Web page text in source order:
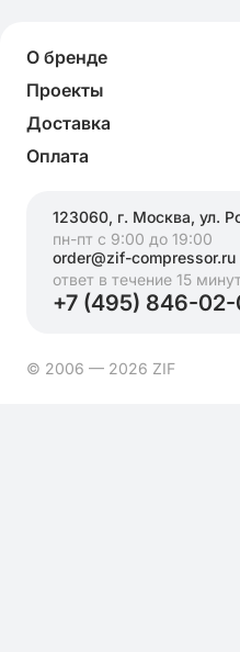
О бренде
Проекты
Доставка
Оплата
123060, г. Москва, ул.
пн-пт с 9:00 до 19:00
order@zif-compressor.ru
ответ в течение 15 минут
+7 (495) 846-02-
© 2006 — 2026 ZIF